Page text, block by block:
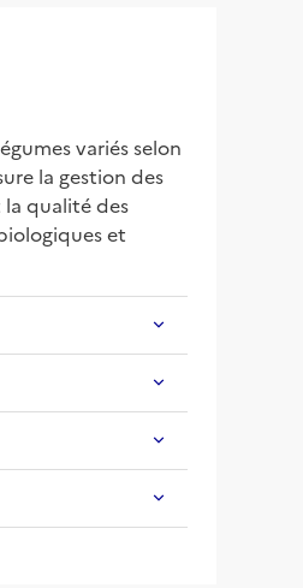
variés selon
la gestion des
qualité des
et